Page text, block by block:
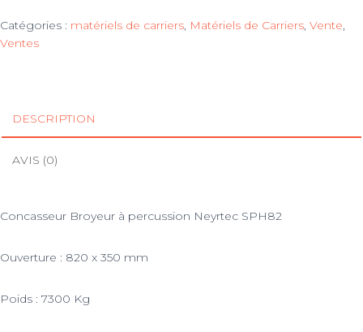
Catégories : matériels de carriers, Matériels de Carriers, Vente,
Ventes
DESCRIPTION
AVIS (0)
Concasseur Broyeur à percussion Neyrtec SPH82
Ouverture : 820 x 350 mm
Poids : 7300 Kg